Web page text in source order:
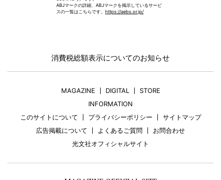
ABJマークの詳細、ABJマークを掲示しているサービ
スの一覧はこちらです。 https://aebs.or.jp/
消費税総額表示についてのお知らせ
MAGAZINE DIGITAL
STORE
INFORMATION
このサイトについて
プライバシーポリシー
サイトマップ
広告掲載について
よくあるご質問
お問合わせ
光文社オフィシャルサイト